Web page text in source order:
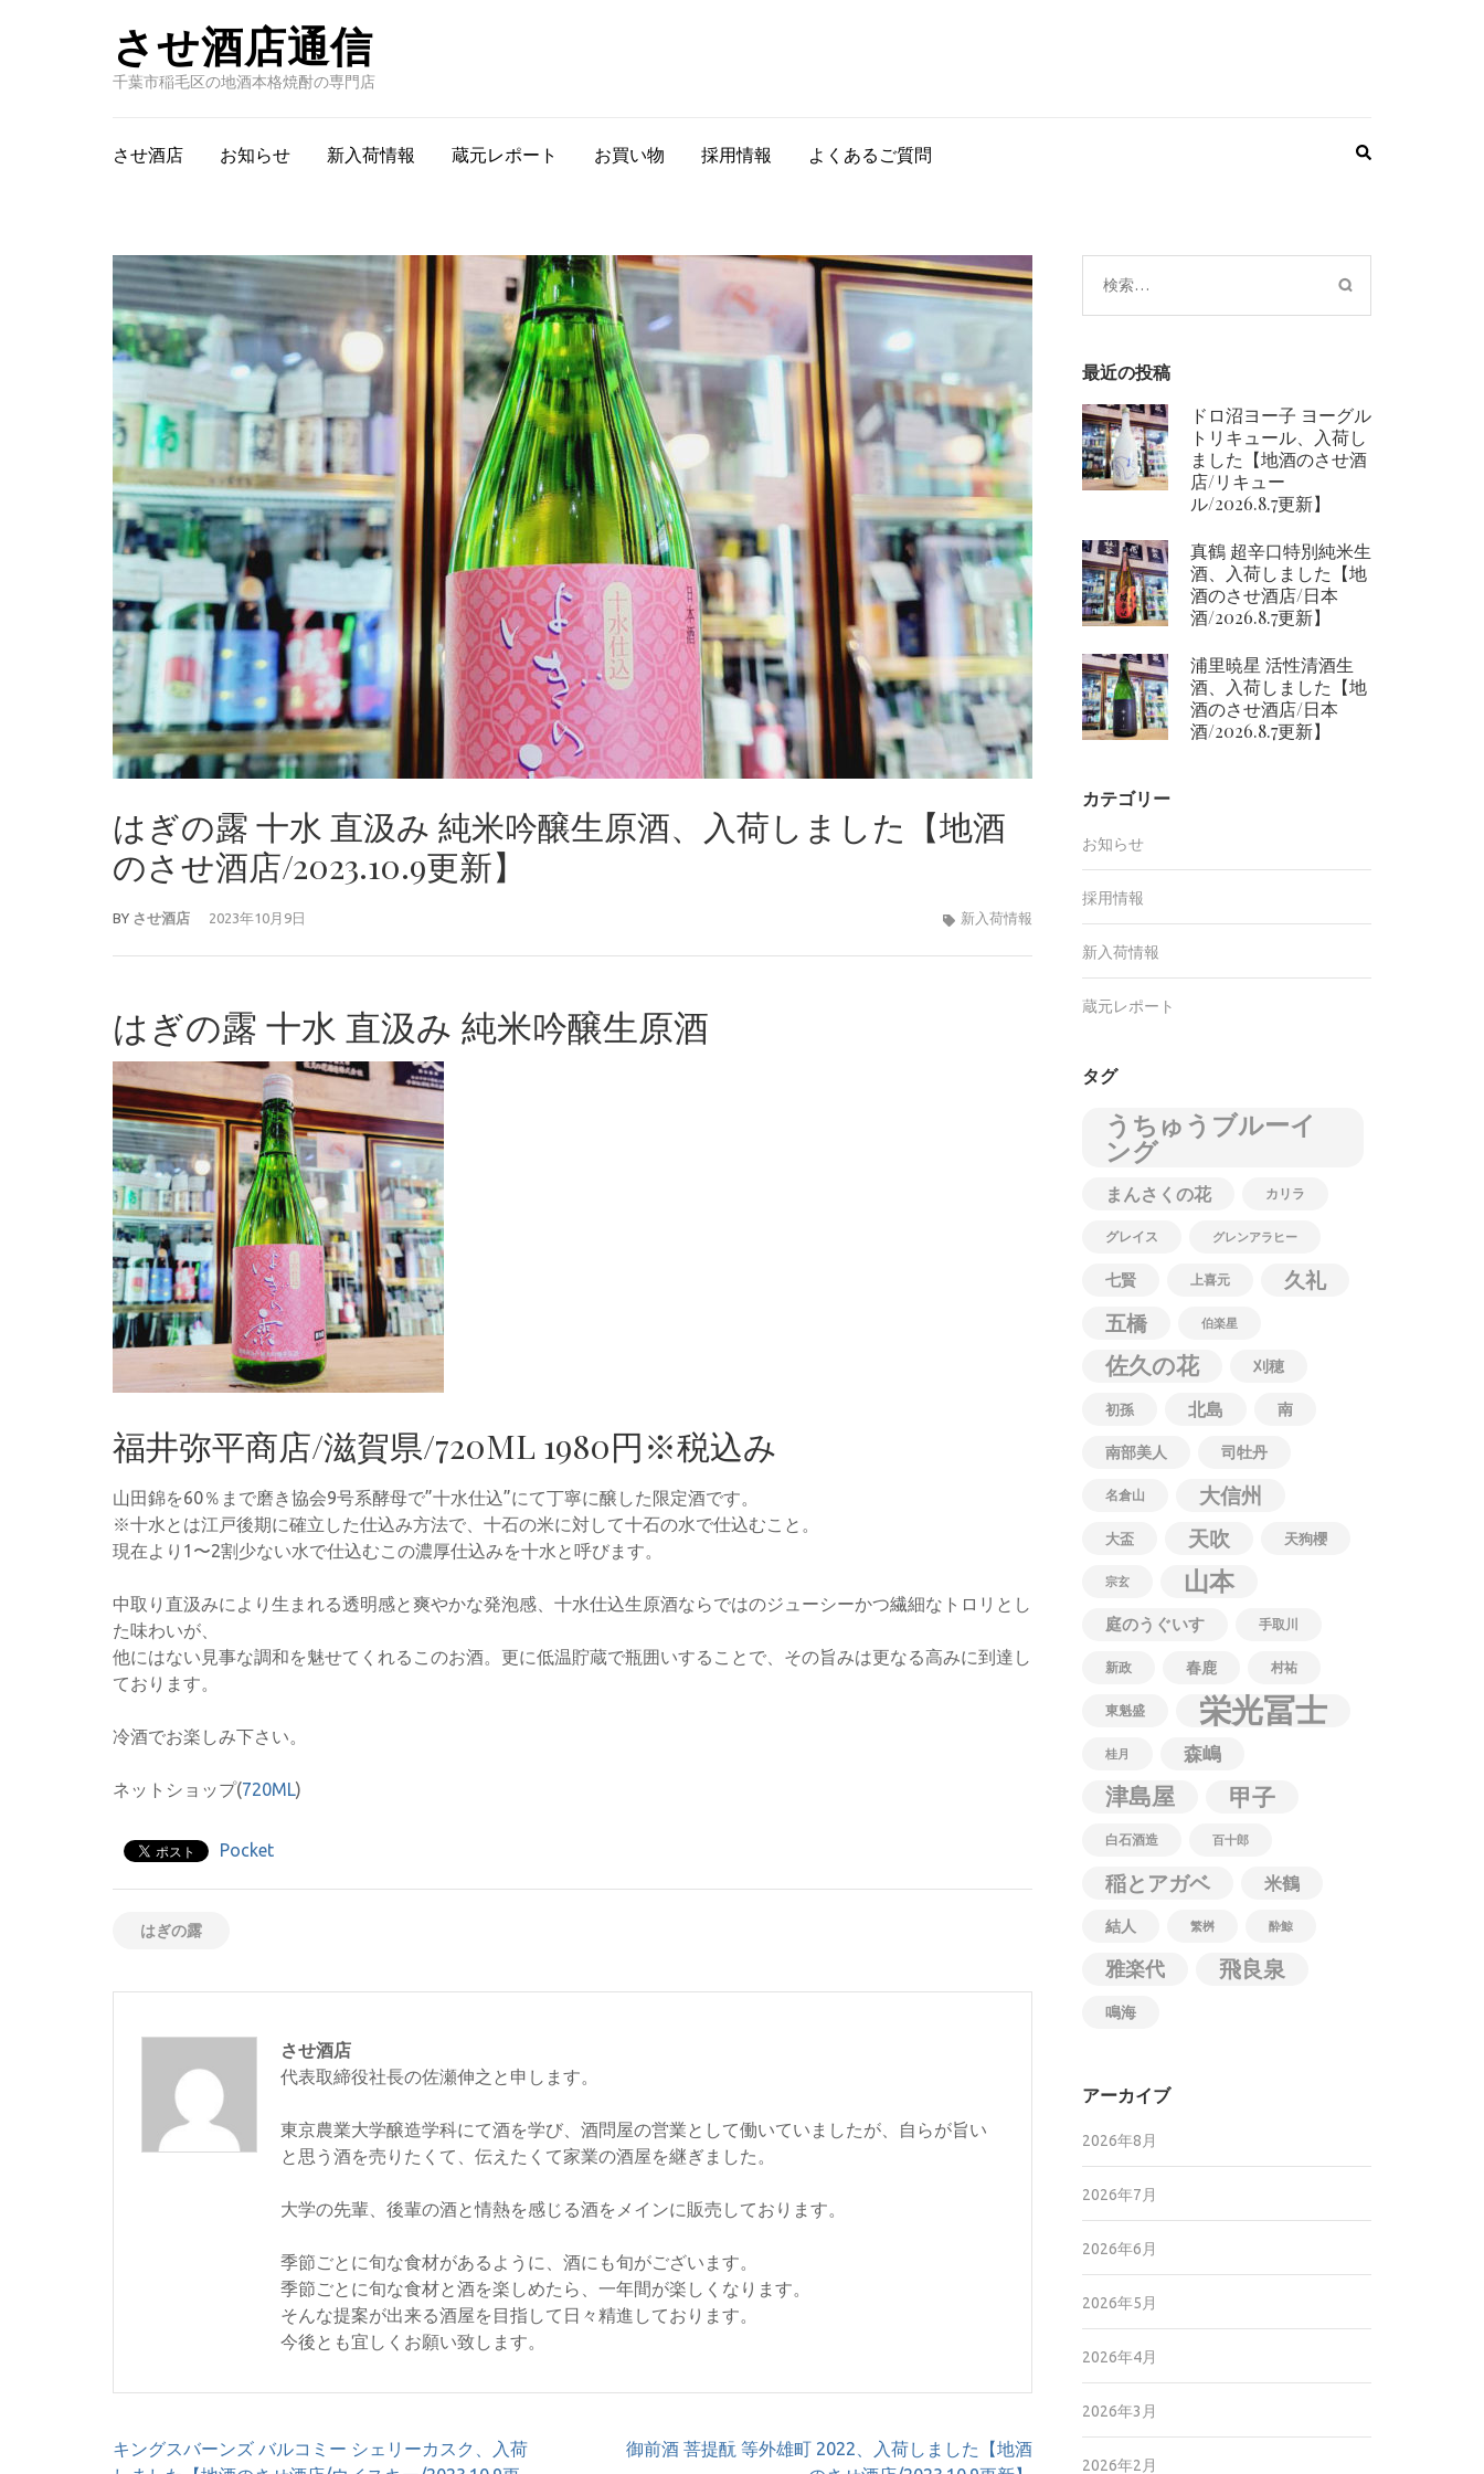
させ酒店通信
千葉市稲毛区の地酒本格焼酎の専門店
させ酒店 お知らせ 新入荷情報 蔵元レポート お買い物 採用情報 よくあるご質問
はぎの露 十水 直汲み 純米吟醸生原酒、入荷しました【地酒
のさせ酒店/2023.10.9更新】
BY させ酒店 2023年10月9日 新入荷情報
はぎの露 十水 直汲み 純米吟醸生原酒
福井弥平商店/滋賀県/720ML 1980円※税込み
山田錦を60％まで磨き協会9号系酵母で”十水仕込”にて丁寧に醸した限定酒です。
※十水とは江戸後期に確立した仕込み方法で、十石の米に対して十石の水で仕込むこと。
現在より1〜2割少ない水で仕込むこの濃厚仕込みを十水と呼びます。
中取り直汲みにより生まれる透明感と爽やかな発泡感、十水仕込生原酒ならではのジューシーかつ繊細なトロリとし
た味わいが、
他にはない見事な調和を魅せてくれるこのお酒。更に低温貯蔵で瓶囲いすることで、その旨みは更なる高みに到達し
ております。
冷酒でお楽しみ下さい。
ネットショップ(720ML)
Pocket
はぎの露
させ酒店
代表取締役社長の佐瀬伸之と申します。
東京農業大学醸造学科にて酒を学び、酒問屋の営業として働いていましたが、自らが旨い
と思う酒を売りたくて、伝えたくて家業の酒屋を継ぎました。
大学の先輩、後輩の酒と情熱を感じる酒をメインに販売しております。
季節ごとに旬な食材があるように、酒にも旬がございます。
季節ごとに旬な食材と酒を楽しめたら、一年間が楽しくなります。
そんな提案が出来る酒屋を目指して日々精進しております。
今後とも宜しくお願い致します。
投
キングスバーンズ バルコミー シェリーカスク、入荷
御前酒 菩提酛 等外雄町 2022、入荷しました【地酒
検
索:
最近の投稿
ドロ沼ヨー子 ヨーグル
トリキュール、入荷し
ました【地酒のさせ酒
店/リキュー
ル/2026.8.7更新】
真鶴 超辛口特別純米生
酒、入荷しました【地
酒のさせ酒店/日本
酒/2026.8.7更新】
浦里暁星 活性清酒生
酒、入荷しました【地
酒のさせ酒店/日本
酒/2026.8.7更新】
カテゴリー
お知らせ
採用情報
新入荷情報
蔵元レポート
タグ
うちゅうブルーイ
ング
まんさくの花 カリラ
グレイス グレンアラヒー
七賢 上喜元
久礼
五橋
伯楽星
佐久の花 刈穂
初孫 北島 南
南部美人 司牡丹
名倉山 大信州
大盃 天吹 天狗櫻
宗玄 山本
庭のうぐいす 手取川
新政 春鹿 村祐
東魁盛 栄光冨士
桂月 森嶋
津島屋 甲子
白石酒造 百十郎
稲とアガベ 米鶴
結人 繁桝 酔鯨
雅楽代 飛良泉
鳴海
アーカイブ
2026年8月
2026年7月
2026年6月
2026年5月
2026年4月
2026年3月
2026年2月